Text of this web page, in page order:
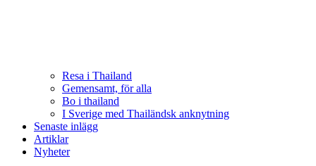
Resa i Thailand
Gemensamt, för alla
Bo i thailand
I Sverige med Thailändsk anknytning
Senaste inlägg
Artiklar
Nyheter